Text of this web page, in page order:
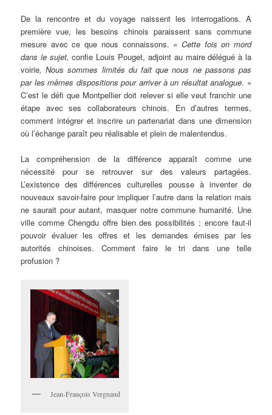
De la rencontre et du voyage naissent les interrogations. A
première vue, les besoins chinois paraissent sans commune
mesure avec ce que nous connaissons. « Cette fois on mord
dans le sujet,confie Louis Pouget, adjoint au maire délégué à la
voirie,Nous sommes limités du fait que nous ne passons pas
par les mêmes dispositions pour arriver à un résultat analogue. »
C’est le défi que Montpellier doit relever si elle veut franchir une
étape avec ses collaborateurs chinois. En d’autres termes,
comment intégrer et inscrire un partenariat dans une dimension
où l’échange paraît peu réalisable et plein de malentendus.
La compréhension de la différence apparaît comme une
nécessité pour se retrouver sur des valeurs partagées.
L’existence des différences culturelles pousse à inventer de
nouveaux savoir-faire pour impliquer l’autre dans la relation mais
ne saurait pour autant, masquer notre commune humanité. Une
ville comme Chengdu offre bien des possibilités ; encore faut-il
pouvoir évaluer les offres et les demandes émises par les
autorités chinoises. Comment faire le tri dans une telle
profusion ?
Jean-François Vergnaud